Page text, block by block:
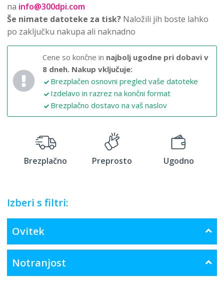
na info@300dpi.com
Še nimate datoteke za tisk? Naložili jih boste lahko
po zaključku nakupa ali naknadno
Cene so končne in najbolj ugodne pri dobavi v
8 dneh. Nakup vključuje:
Brezplačen osnovni pregled vaše datoteke
Izdelavo in razrez na končni format
Brezplačno dostavo na vaš naslov
Brezplačno Preprosto Ugodno
Izberi s filtri:
Ovitek
Notranjost